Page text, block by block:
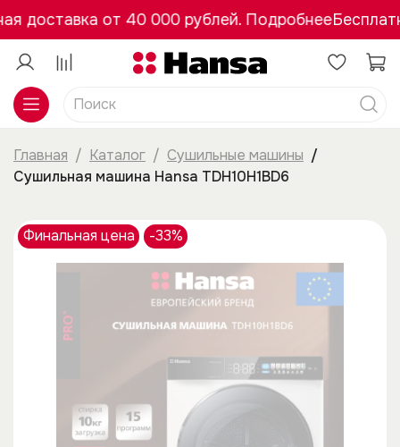
доставка от 40 000 рублей. Подробнее
Главная Каталог
Сушильные машины
Сушильная машина Hansa TDH10H1BD6
Финальная цена -33%